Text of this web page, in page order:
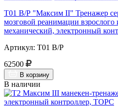
Т01 В/Р "Максим II" Тренажер
мозговой реанимации
механический, электронный
Артикул: Т01 В/Р
62500
В корзину
В наличии